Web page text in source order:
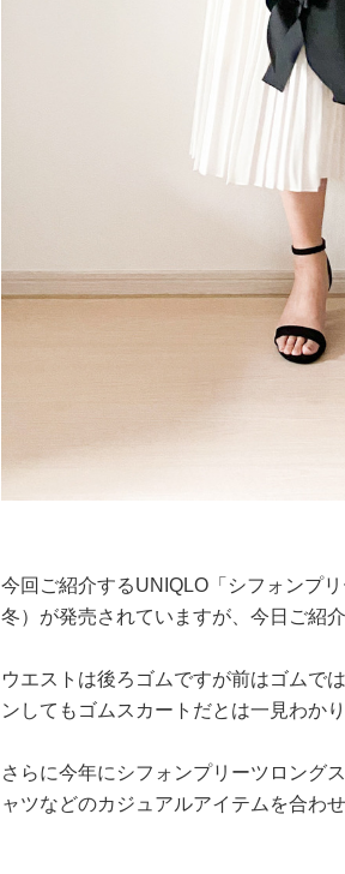
今回ご紹介するUNIQLO「シフォンプ
冬）が発売されていますが、今日ご紹
ウエストは後ろゴムですが前はゴムで
ンしてもゴムスカートだとは一見わかり
さらに今年にシフォンプリーツロング
ャツなどのカジュアルアイテムを合わ